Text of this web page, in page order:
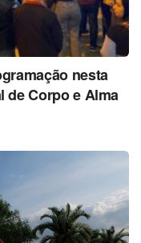
nesta
de Corpo e Alma